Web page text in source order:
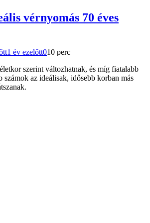
vérnyomás 70 éves
1 év ezelőtt010 perc
szerint változhatnak, és míg fiatalabb
számok az ideálisak, idősebb korban más